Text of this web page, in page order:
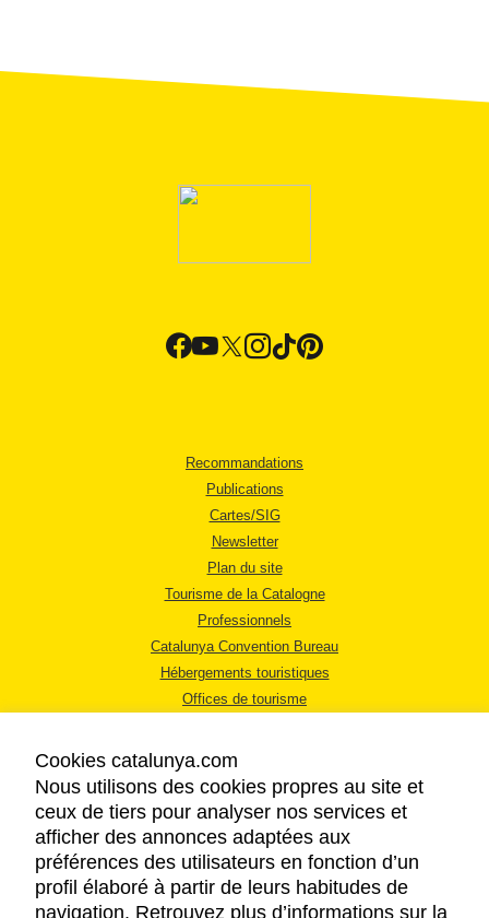
Recommandations
Publications
Cartes/SIG
Newsletter
Plan du site
Tourisme de la Catalogne
Professionnels
Catalunya Convention Bureau
Hébergements touristiques
Offices de tourisme
MENTIONS LÉGALES
RÈGLES DE CONFIDENTIALITÉ
COOKIES
Cookies catalunya.com
Nous utilisons des cookies propres au site et
ceux de tiers pour analyser nos services et
afficher des annonces adaptées aux
préférences des utilisateurs en fonction d’un
profil élaboré à partir de leurs habitudes de
navigation. Retrouvez plus d’informations sur la